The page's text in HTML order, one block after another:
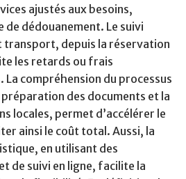
ajustés aux besoins,
dédouanement. Le suivi
transport, depuis la réservation
les retards ou frais
compréhension du processus
des documents et la
locales, permet d’accélérer le
ainsi le coût total. Aussi, la
en utilisant des
de suivi en ligne, facilite la